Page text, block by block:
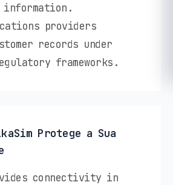
providers
records under
frameworks.
Protege a Sua
connectivity in